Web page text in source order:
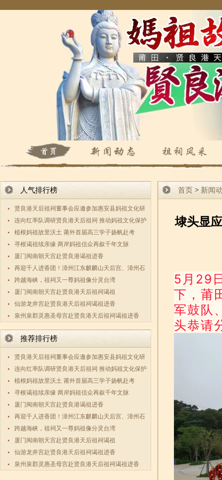
人气排行榜
贤良港天后祖祠董事会应邀参加惠安县妈祖文化研
究会第三连向红率队调研贤良港天后祖祠 推动妈祖文化保护
传承与两植根妈祖故里沃土 莆外首届高三学子扬帆赴考
寻根谒祖续亲缘 两岸妈祖信众再叙千年文脉
厦门闽南朝天宫赴贤良港谒祖进香
再迎千人进香团！漳州江东麒麟山天后宫、漳州石
码祖宫天跨越海峡，祖祠又一尊妈祖像分灵台湾
厦门闽南朝天宫赴贤良港天后祖祠谒祖
仙游龙井宫赴贤良港天后祖祠谒祖进香
泉州泉郡灵惠圣母宫赴贤良港天后祖祠谒祖进香
推荐排行榜
贤良港天后祖祠董事会应邀参加惠安县妈祖文化研
究会第三连向红率队调研贤良港天后祖祠 推动妈祖文化保护
传承与两植根妈祖故里沃土 莆外首届高三学子扬帆赴考
寻根谒祖续亲缘 两岸妈祖信众再叙千年文脉
厦门闽南朝天宫赴贤良港谒祖进香
再迎千人进香团！漳州江东麒麟山天后宫、漳州石
码祖宫天跨越海峡，祖祠又一尊妈祖像分灵台湾
厦门闽南朝天宫赴贤良港天后祖祠谒祖
仙游龙井宫赴贤良港天后祖祠谒祖进香
泉州泉郡灵惠圣母宫赴贤良港天后祖祠谒祖进香
首页 > 新闻
埭头显
5月29
下，莆
军鼓队
头恭请